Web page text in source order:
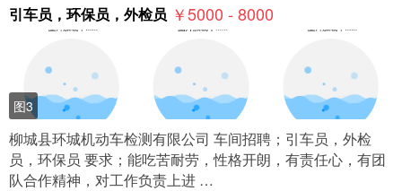
引车员，环保员，外检员 ￥5000 - 8000
图3
柳城县环城机动车检测有限公司 车间招聘；引车员，外检
员，环保员 要求；能吃苦耐劳，性格开朗，有责任心，有团
队合作精神，对工作负责上进 …